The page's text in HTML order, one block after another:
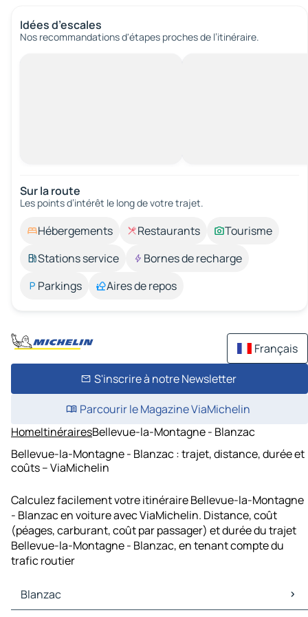
Idées d’escales
Nos recommandations d'étapes proches de l’itinéraire.
Sur la route
Les points d’intérêt le long de votre trajet.
Hébergements Restaurants
Tourisme
Stations service
Bornes de recharge
Parkings
Aires de repos
Français
S'inscrire à notre Newsletter
Parcourir le Magazine ViaMichelin
HomeItinérairesBellevue-la-Montagne - Blanzac
Bellevue-la-Montagne - Blanzac : trajet, distance, durée et
coûts – ViaMichelin
Calculez facilement votre itinéraire Bellevue-la-Montagne
- Blanzac en voiture avec ViaMichelin. Distance, coût
(péages, carburant, coût par passager) et durée du trajet
Bellevue-la-Montagne - Blanzac, en tenant compte du
trafic routier
Blanzac